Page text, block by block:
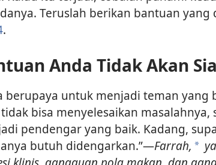
Teruslah berikan bantuan
.
Anda Tidak Akan
berupaya untuk menjadi teman yang
bisa menyelesaikan masalahnya,
pendengar yang baik. Kadang,
butuh didengarkan.”​—Farrah, a